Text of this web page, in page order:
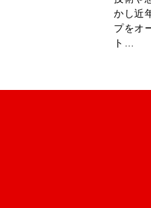
かし近
プをオ
ト…